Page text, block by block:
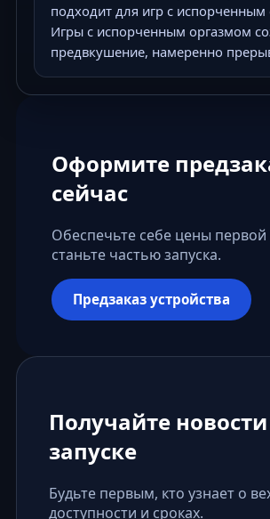
подходит для игр с испорченным
Игры с испорченным оргазмом
предвкушение, намеренно
Оформите
сейчас
Обеспечьте себе цены
станьте частью запуска.
Предзаказ устройства
Получайте
запуске
Будьте первым, кто узнает о
доступности и сроках.